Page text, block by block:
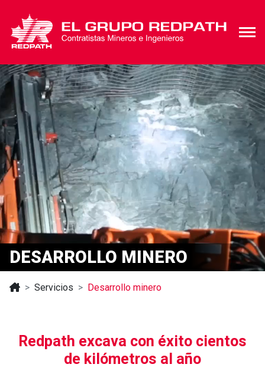
DESARROLLO MINERO
Servicios Desarrollo minero
Redpath excava con éxito cientos
de kilómetros al año